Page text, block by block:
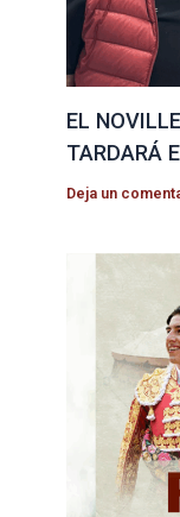
EL
TARDARÁ
Deja un